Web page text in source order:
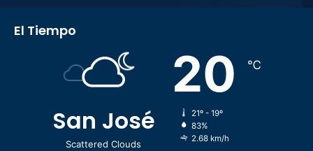
El Tiempo
San José
Scattered Clouds
20 ℃
21º - 19º
83%
2.68 km/h